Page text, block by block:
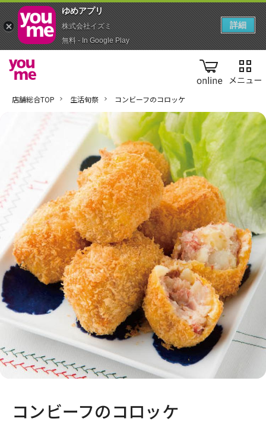
online
店舗総合TOP 生活旬祭 コンビーフのコロッケ
コンビーフのコロッケ
ゆめアプ‪リ‬
株式会社イズミ
無料 - In Google Play
詳細